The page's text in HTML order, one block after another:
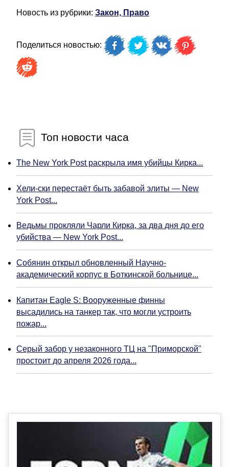
Новость из рубрики: Закон, Право
Поделиться новостью:
Топ новости часа
The New York Post раскрыла имя убийцы Кирка...
Хели-ски перестаёт быть забавой элиты — New
York Post...
Ведьмы прокляли Чарли Кирка, за два дня до его
убийства — New York Post...
Собянин открыл обновленный Научно-
академический корпус в Боткинской больнице...
Капитан Eagle S: Вооруженные финны
высадились на танкер так, что могли устроить
пожар...
Серый забор у незаконного ТЦ на "Приморской"
простоит до апреля 2026 года...